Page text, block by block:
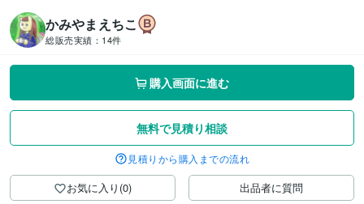
かみやまえちこ
総販売実績： 14件
購入画面に進む
無料で見積り相談
見積りから購入までの流れ
お気に入り(0) 出品者に質問